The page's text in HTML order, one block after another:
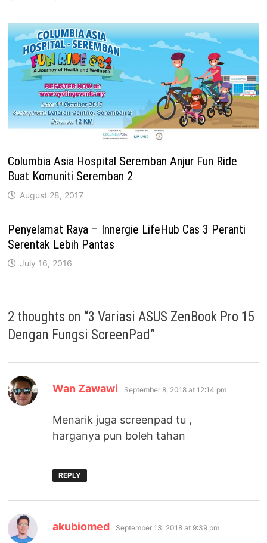
Columbia Asia Hospital Seremban Anjur Fun Ride
Buat Komuniti Seremban 2
August 28, 2017
Penyelamat Raya – Innergie LifeHub Cas 3 Peranti
Serentak Lebih Pantas
July 16, 2016
2 thoughts on “3 Variasi ASUS ZenBook Pro 15
Dengan Fungsi ScreenPad”
Wan Zawawi says:
September 8, 2018 at 12:14 pm
Menarik juga screenpad tu ,
harganya pun boleh tahan
REPLY
akubiomed says:
September 13, 2018 at 9:39 pm